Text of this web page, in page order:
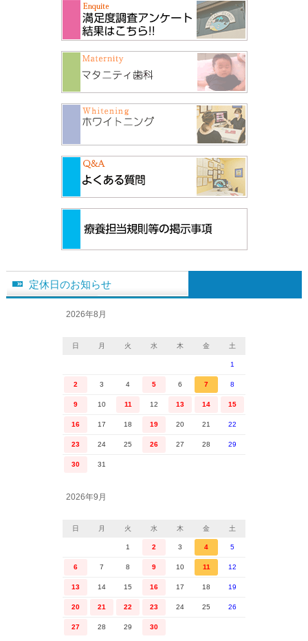
定休日のお知らせ
2026年8月
日 月 火 水 木 金 土
1
2 3 4 5 6 7 8
9 10 11 12 13 14 15
16 17 18 19 20 21 22
23 24 25 26 27 28 29
30 31
2026年9月
日 月 火 水 木 金 土
1 2 3 4 5
6 7 8 9 10 11 12
13 14 15 16 17 18 19
20 21 22 23 24 25 26
27 28 29 30